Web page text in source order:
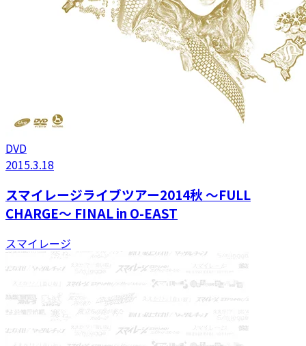
DVD
2015.3.18
スマイレージライブツアー2014秋 〜FULL
CHARGE〜 FINAL in O-EAST
スマイレージ